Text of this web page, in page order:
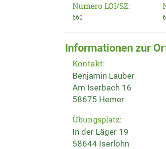
Numero LOI/SZ:
660 6
Informationen zur
Kontakt:
Benjamin Lauber
Am Iserbach 16
58675 Hemer
Übungsplatz:
In der Läger 19
58644 Iserlohn